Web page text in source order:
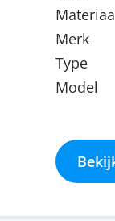
Merk
Type
Model